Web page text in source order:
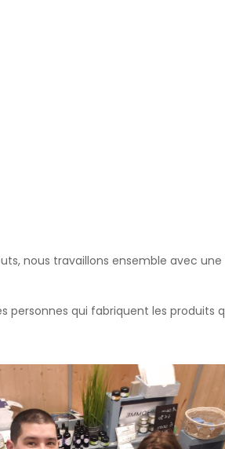
nous travaillons ensemble avec
personnes qui fabriquent les produits